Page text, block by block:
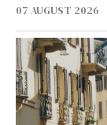
07 AUGUST 2026